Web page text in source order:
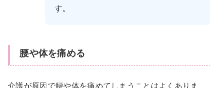
す。
腰や体を痛める
介護が原因で腰や体を痛めてしまうことはよくありま